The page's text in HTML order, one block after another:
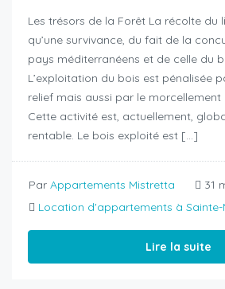
Les trésors de la Forêt La récolte du
qu’une survivance, du fait de la
pays méditerranéens et de celle du
L’exploitation du bois est pénalisée
relief mais aussi par le morcellement
Cette activité est, actuellement,
rentable. Le bois exploité est […]
Par Appartements Mistretta
31
Location d'appartements à Sainte-
Lire la suite